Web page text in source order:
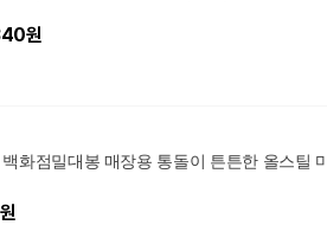
원
화점밀대봉 매장용 통돌이 튼튼한 올스틸
원